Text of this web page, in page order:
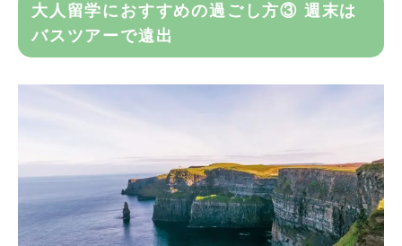
大人留学におすすめの過ごし方③ 週末は
バスツアーで遠出